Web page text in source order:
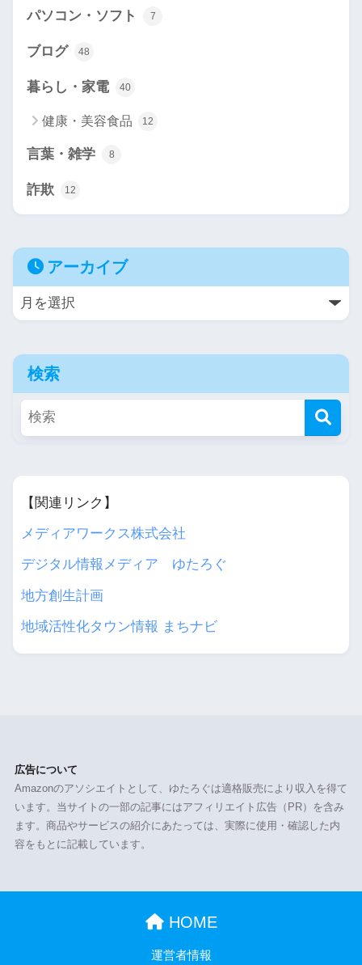
パソコン・ソフト 7
ブログ 48
暮らし・家電 40
健康・美容食品 12
言葉・雑学 8
詐欺 12
アーカイブ
検索
【関連リンク】
メディアワークス株式会社
デジタル情報メディア ゆたろぐ
地方創生計画
地域活性化タウン情報 まちナビ
広告について
Amazonのアソシエイトとして、ゆたろぐは適格販売により収入を得て
います。当サイトの一部の記事にはアフィリエイト広告（PR）を含み
ます。商品やサービスの紹介にあたっては、実際に使用・確認した内
容をもとに記載しています。
HOME
運営者情報